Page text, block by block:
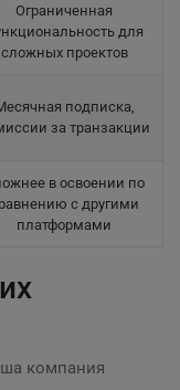
Ограниченная
для
сложных проектов
подписка,
за транзакции
в освоении по
с другими
платформами
компания